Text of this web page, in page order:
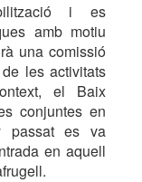
i es
amb motiu
una comissió
les activitats
el Baix
conjuntes en
passat es va
en aquell